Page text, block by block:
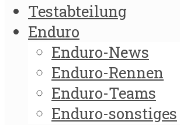
Testabteilung
Enduro
Enduro-News
Enduro-Rennen
Enduro-Teams
Enduro-sonstiges